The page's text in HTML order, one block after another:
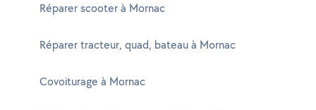
Réparer scooter à Mornac
Réparer tracteur, quad, bateau à Mornac
Covoiturage à Mornac